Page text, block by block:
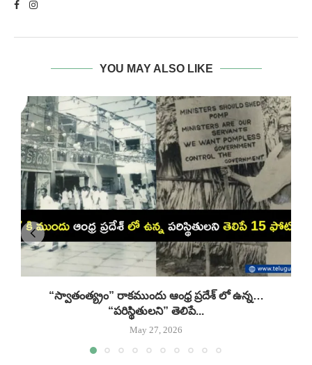
YOU MAY ALSO LIKE
“స్వాతంత్య్రం” రాకముందు ఆంధ్ర ప్రదేశ్ లో ఉన్న…
“పరిస్థితులని” తెలిపే...
May 27, 2026